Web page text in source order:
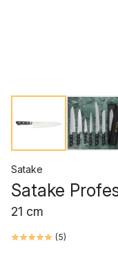
Satake
Satake
21 cm
(5)